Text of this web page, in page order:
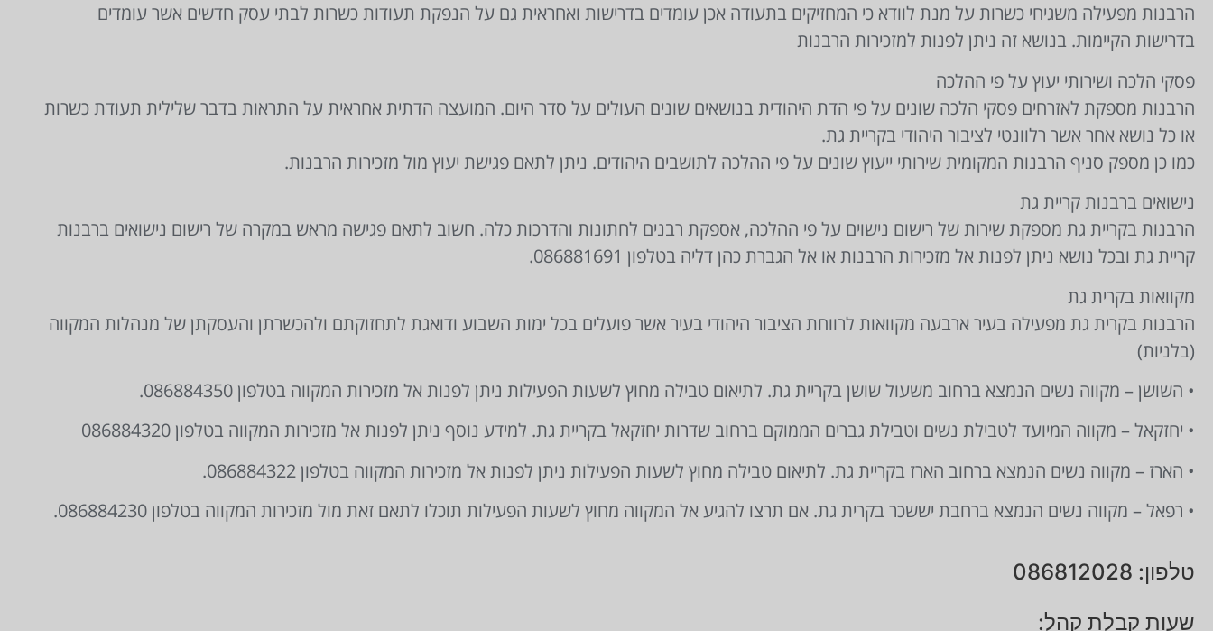
הרבנות מפעילה משגיחי כשרות על מנת לוודא כי המחזיקים בתעודה אכן עומדים בדרישות ואחראית גם על הנפקת תעודות כשרות לבתי עסק חדשים אשר עומדים
בדרישות הקיימות. בנושא זה ניתן לפנות למזכירות הרבנות
פסקי הלכה ושירותי יעוץ על פי ההלכה
הרבנות מספקת לאזרחים פסקי הלכה שונים על פי הדת היהודית בנושאים שונים העולים על סדר היום. המועצה הדתית אחראית על התראות בדבר שלילית תעודת כשרות
או כל נושא אחר אשר רלוונטי לציבור היהודי בקריית גת.
כמו כן מספק סניף הרבנות המקומית שירותי ייעוץ שונים על פי ההלכה לתושבים היהודים. ניתן לתאם פגישת יעוץ מול מזכירות הרבנות.
נישואים ברבנות קריית גת
הרבנות בקריית גת מספקת שירות של רישום נישוים על פי ההלכה, אספקת רבנים לחתונות והדרכות כלה. חשוב לתאם פגישה מראש במקרה של רישום נישואים ברבנות
קריית גת ובכל נושא ניתן לפנות אל מזכירות הרבנות או אל הגברת כהן דליה בטלפון 086881691.
מקוואות בקרית גת
הרבנות בקרית גת מפעילה בעיר ארבעה מקוואות לרווחת הציבור היהודי בעיר אשר פועלים בכל ימות השבוע ודואגת לתחזוקתם ולהכשרתן והעסקתן של מנהלות המקווה
(בלניות)
• השושן – מקווה נשים הנמצא ברחוב משעול שושן בקריית גת. לתיאום טבילה מחוץ לשעות הפעילות ניתן לפנות אל מזכירות המקווה בטלפון 086884350.
• יחזקאל – מקווה המיועד לטבילת נשים וטבילת גברים הממוקם ברחוב שדרות יחזקאל בקריית גת. למידע נוסף ניתן לפנות אל מזכירות המקווה בטלפון 086884320
• הארז – מקווה נשים הנמצא ברחוב הארז בקריית גת. לתיאום טבילה מחוץ לשעות הפעילות ניתן לפנות אל מזכירות המקווה בטלפון 086884322.
• רפאל – מקווה נשים הנמצא ברחבת יששכר בקרית גת. אם תרצו להגיע אל המקווה מחוץ לשעות הפעילות תוכלו לתאם זאת מול מזכירות המקווה בטלפון 086884230.
טלפון: 086812028
שעות קבלת קהל: